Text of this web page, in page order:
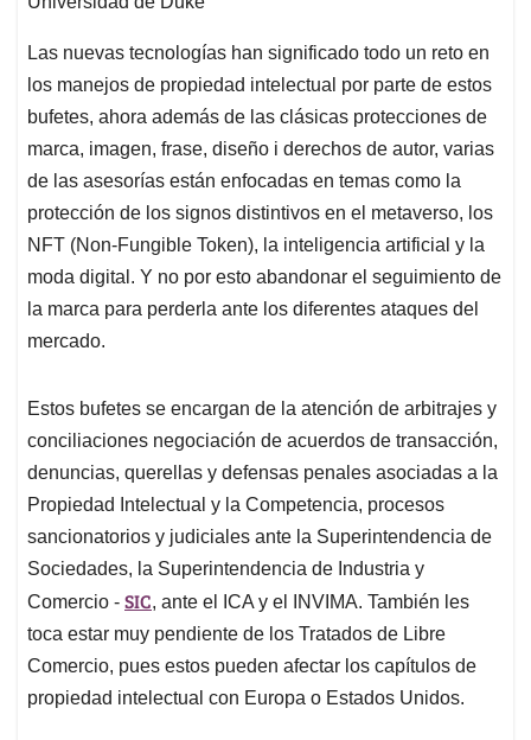
Las nuevas tecnologías han significado todo un reto en
los manejos de propiedad intelectual por parte de estos
bufetes, ahora además de las clásicas protecciones de
marca, imagen, frase, diseño i derechos de autor, varias
de las asesorías están enfocadas en temas como la
protección de los signos distintivos en el metaverso, los
NFT (Non-Fungible Token), la inteligencia artificial y la
moda digital. Y no por esto abandonar el seguimiento de
la marca para perderla ante los diferentes ataques del
mercado.
Estos bufetes se encargan de la atención de arbitrajes y
conciliaciones negociación de acuerdos de transacción,
denuncias, querellas y defensas penales asociadas a la
Propiedad Intelectual y la Competencia, procesos
sancionatorios y judiciales ante la Superintendencia de
Sociedades, la Superintendencia de Industria y
Comercio - SIC, ante el ICA y el INVIMA. También les
toca estar muy pendiente de los Tratados de Libre
Comercio, pues estos pueden afectar los capítulos de
propiedad intelectual con Europa o Estados Unidos.